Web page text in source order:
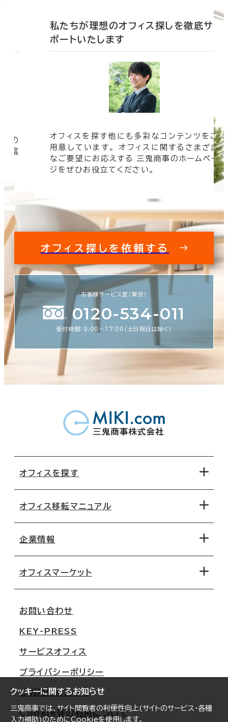
クッキーに関するお知らせ
三鬼商事では、サイト閲覧者の利便性向上(サイトのサービス・各種
入力補助)のためにCookieを使用します。
の
豊富
私たちが理想のオフィス探しを徹底サ
ポートいたします
オフィスを探す他にも多彩なコンテンツをご
用意しています。 オフィスに関するさまざま
なご要望にお応えする 三鬼商事のホームペー
ジをぜひお役立てください。
オフィス探しを依頼する
お客様サービス室（東京）
0120-534-011
受付時間：9:00〜17:00（土日祝日は除く）
オフィスを探す
地図から探す
路線・駅から探す
オフィス移転マニュアル
移転コストシミュレーション
移転スケジュール
オフィス移転Q&A
企業情報
オフィスマーケット
大阪
名古屋
札幌
仙台
横浜
お問い合わせ
KEY-PRESS
サービスオフィス
プライバシーポリシー
ご利用にあたって
Cookie等の利用について